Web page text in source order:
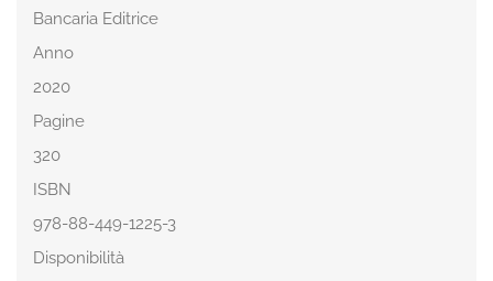
Bancaria Editrice
Anno
2020
Pagine
320
ISBN
978-88-449-1225-3
Disponibilità